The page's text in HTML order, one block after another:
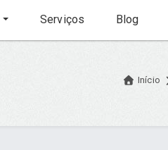
Serviços Blog
Início